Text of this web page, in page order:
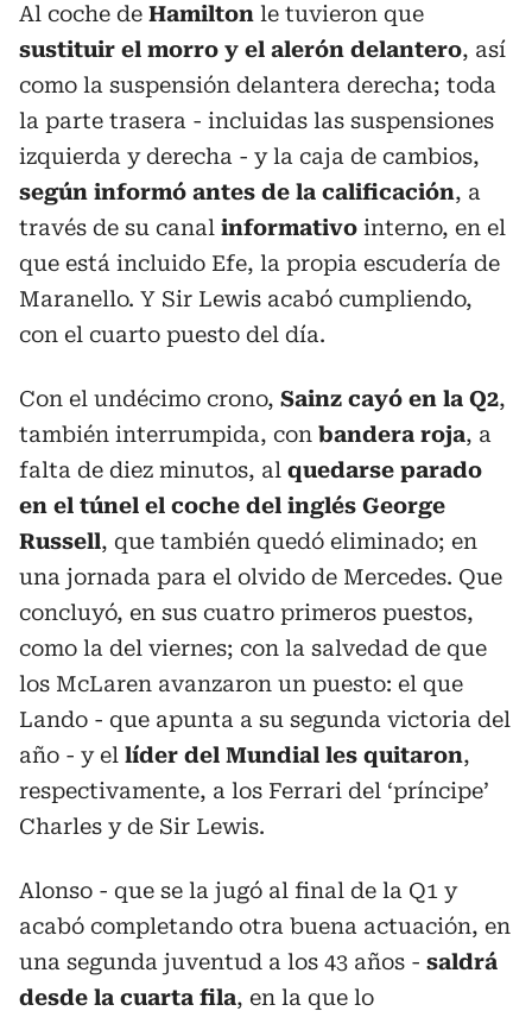
Al coche de Hamilton le tuvieron que
sustituir el morro y el alerón delantero, así
como la suspensión delantera derecha; toda
la parte trasera - incluidas las suspensiones
izquierda y derecha - y la caja de cambios,
según informó antes de la calificación, a
través de su canal informativo interno, en el
que está incluido Efe, la propia escudería de
Maranello. Y Sir Lewis acabó cumpliendo,
con el cuarto puesto del día.
Con el undécimo crono, Sainz cayó en la Q2,
también interrumpida, con bandera roja, a
falta de diez minutos, al quedarse parado
en el túnel el coche del inglés George
Russell, que también quedó eliminado; en
una jornada para el olvido de Mercedes. Que
concluyó, en sus cuatro primeros puestos,
como la del viernes; con la salvedad de que
los McLaren avanzaron un puesto: el que
Lando - que apunta a su segunda victoria del
año - y el líder del Mundial les quitaron,
respectivamente, a los Ferrari del ‘príncipe’
Charles y de Sir Lewis.
Alonso - que se la jugó al final de la Q1 y
acabó completando otra buena actuación, en
una segunda juventud a los 43 años - saldrá
desde la cuarta fila, en la que lo